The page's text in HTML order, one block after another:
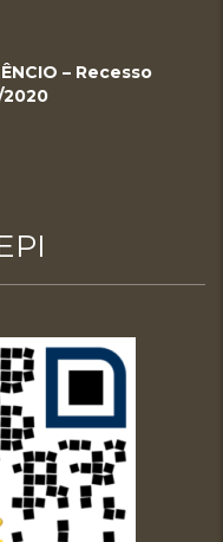
– Recesso